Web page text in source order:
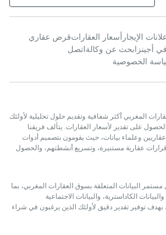
الإيجار أسعار العقاراتقرض عقاري
أجينز ابحث عن وكالةاتصل
الخصوصية
المغربي أكثر شفافية وتقديم حلول تحليلية لأولئك
على تقدير لأسعار العقارات. يتألف فريقنا
وعلماء بيانات، حيث يقومون بتصميم أدوات
عقارية مستنيرة، وتسريع أنشطتهم، والحصول
البيانات المتعلقة بسوق العقارات المغربي، بما
الكاداسترية، والبيانات الاجتماعية
بهدف توفير تقدير دقيق لأولئك الذين يرغبون في شراء